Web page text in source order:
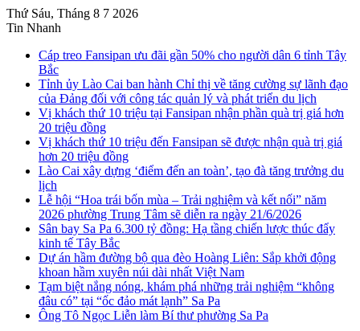
Thứ Sáu, Tháng 8 7 2026
Tin Nhanh
Cáp treo Fansipan ưu đãi gần 50% cho người dân 6 tỉnh Tây
Bắc
Tỉnh ủy Lào Cai ban hành Chỉ thị về tăng cường sự lãnh đạo
của Đảng đối với công tác quản lý và phát triển du lịch
Vị khách thứ 10 triệu tại Fansipan nhận phần quà trị giá hơn
20 triệu đồng
Vị khách thứ 10 triệu đến Fansipan sẽ được nhận quà trị giá
hơn 20 triệu đồng
Lào Cai xây dựng ‘điểm đến an toàn’, tạo đà tăng trưởng du
lịch
Lễ hội “Hoa trái bốn mùa – Trải nghiệm và kết nối” năm
2026 phường Trung Tâm sẽ diễn ra ngày 21/6/2026
Sân bay Sa Pa 6.300 tỷ đồng: Hạ tầng chiến lược thúc đẩy
kinh tế Tây Bắc
Dự án hầm đường bộ qua đèo Hoàng Liên: Sắp khởi động
khoan hầm xuyên núi dài nhất Việt Nam
Tạm biệt nắng nóng, khám phá những trải nghiệm “không
đâu có” tại “ốc đảo mát lạnh” Sa Pa
Ông Tô Ngọc Liễn làm Bí thư phường Sa Pa